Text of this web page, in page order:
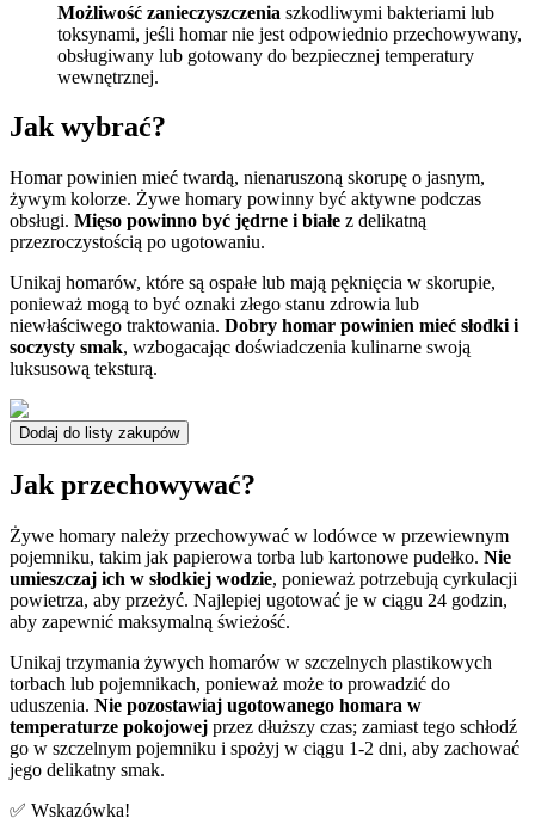
Możliwość zanieczyszczenia szkodliwymi bakteriami lub
toksynami, jeśli homar nie jest odpowiednio przechowywany,
obsługiwany lub gotowany do bezpiecznej temperatury
wewnętrznej.
Jak wybrać?
Homar powinien mieć twardą, nienaruszoną skorupę o jasnym,
żywym kolorze. Żywe homary powinny być aktywne podczas
obsługi. Mięso powinno być jędrne i białe z delikatną
przezroczystością po ugotowaniu.
Unikaj homarów, które są ospałe lub mają pęknięcia w skorupie,
ponieważ mogą to być oznaki złego stanu zdrowia lub
niewłaściwego traktowania. Dobry homar powinien mieć słodki i
soczysty smak, wzbogacając doświadczenia kulinarne swoją
luksusową teksturą.
Dodaj do listy zakupów
Jak przechowywać?
Żywe homary należy przechowywać w lodówce w przewiewnym
pojemniku, takim jak papierowa torba lub kartonowe pudełko. Nie
umieszczaj ich w słodkiej wodzie, ponieważ potrzebują cyrkulacji
powietrza, aby przeżyć. Najlepiej ugotować je w ciągu 24 godzin,
aby zapewnić maksymalną świeżość.
Unikaj trzymania żywych homarów w szczelnych plastikowych
torbach lub pojemnikach, ponieważ może to prowadzić do
uduszenia. Nie pozostawiaj ugotowanego homara w
temperaturze pokojowej przez dłuższy czas; zamiast tego schłodź
go w szczelnym pojemniku i spożyj w ciągu 1-2 dni, aby zachować
jego delikatny smak.
✅ Wskazówka!